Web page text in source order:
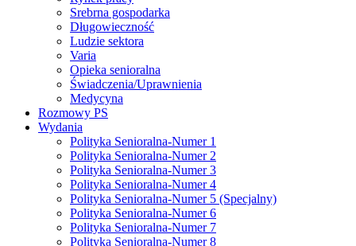
Srebrna gospodarka
Długowieczność
Ludzie sektora
Varia
Opieka senioralna
Świadczenia/Uprawnienia
Medycyna
Rozmowy PS
Wydania
Polityka Senioralna-Numer 1
Polityka Senioralna-Numer 2
Polityka Senioralna-Numer 3
Polityka Senioralna-Numer 4
Polityka Senioralna-Numer 5 (Specjalny)
Polityka Senioralna-Numer 6
Polityka Senioralna-Numer 7
Polityka Senioralna-Numer 8